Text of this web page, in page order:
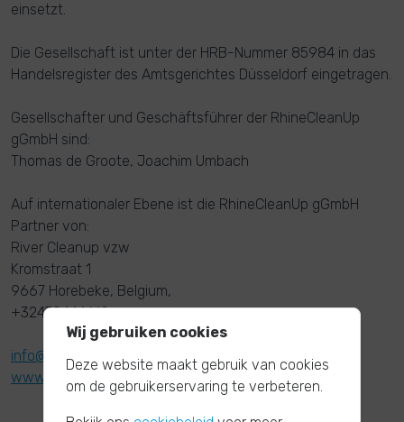
einsetzt.
Die Gesellschaft ist unter der HRB-Nummer 85984 in das
Handelsregister des Amtsgerichtes Düsseldorf eingetragen.
Gesellschafter und Geschäftsführer der RhineCleanUp
gGmbH sind:
Thomas de Groote, Joachim Umbach
Auf internationaler Ebene ist die RhineCleanUp gGmbH
Partner von:
River Cleanup vzw
Kromstraat 1
9667 Horebeke, Belgium,
+32478444610
info@river-cleanup.org
www.river-cleanup.org
Wij gebruiken cookies
Deze website maakt gebruik van cookies
om de gebruikerservaring te verbeteren.